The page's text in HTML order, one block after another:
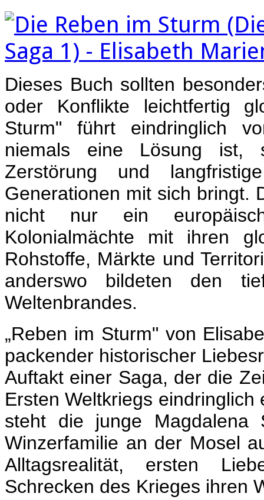
Dieses Buch sollten
oder Konflikte leichtfertig
Sturm" führt eindringlich
niemals eine Lösung ist,
Zerstörung und
Generationen mit sich bringt.
nicht nur ein
Kolonialmächte mit ihren
Rohstoffe, Märkte und
anderswo bildeten den
Weltenbrandes.
„Reben im Sturm" von
packender historischer
Auftakt einer Saga, der die
Ersten Weltkriegs
steht die junge Magdalena
Winzerfamilie an der Mosel
Alltagsrealität, ersten
Schrecken des Krieges ihren